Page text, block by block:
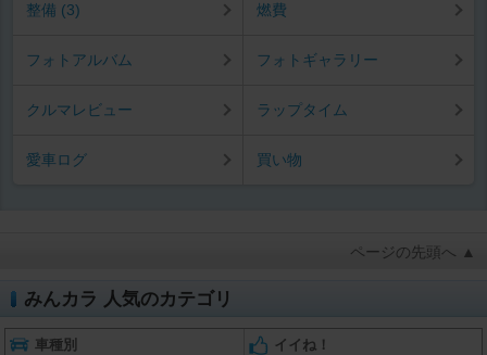
整備 (3) 燃費
フォトアルバム フォトギャラリー
クルマレビュー ラップタイム
愛車ログ 買い物
ページの先頭へ ▲
みんカラ 人気のカテゴリ
車種別 イイね！